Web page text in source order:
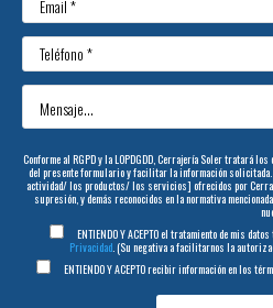
Conforme al RGPD y la LOPDGDD, Cerrajería Soler tratará
del presente formulario y facilitar la información solicitada.
actividad/ los productos/ los servicios] ofrecidos por
supresión, y demás reconocidos en la normativa
ENTIENDO Y ACEPTO el tratamiento de mis
Privacidad. (Su negativa a facilitarnos la
ENTIENDO Y ACEPTO recibir información en los